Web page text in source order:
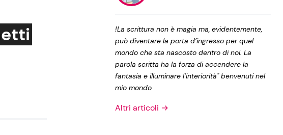
Privacy Policy
!La scrittura non è magia ma, evidentemente,
può diventare la porta d’ingresso per quel
mondo che sta nascosto dentro di noi. La
parola scritta ha la forza di accendere la
fantasia e illuminare l’interiorità" benvenuti nel
mio mondo
Altri articoli →